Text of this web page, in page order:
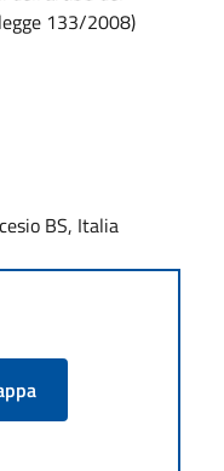
133/2008)
BS, Italia